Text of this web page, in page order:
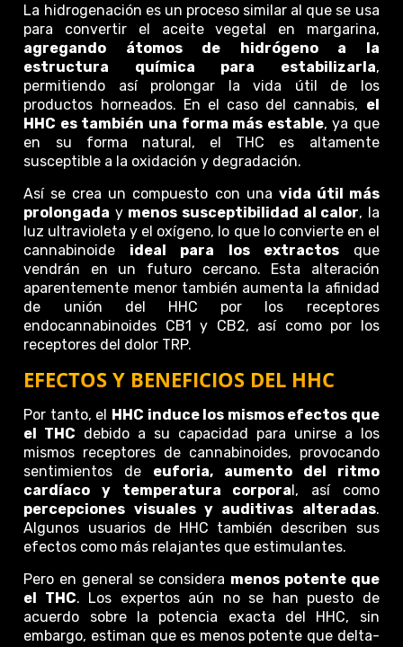
La hidrogenación es un proceso similar al que se usa
para convertir el aceite vegetal en margarina,
agregando átomos de hidrógeno a la
estructura química para estabilizarla,
permitiendo así prolongar la vida útil de los
productos horneados. En el caso del cannabis, el
HHC es también una forma más estable, ya que
en su forma natural, el THC es altamente
susceptible a la oxidación y degradación.
Así se crea un compuesto con una vida útil más
prolongada y menos susceptibilidad al calor, la
luz ultravioleta y el oxígeno, lo que lo convierte en el
cannabinoide ideal para los extractosque
vendrán en un futuro cercano. Esta alteración
aparentemente menor también aumenta la afinidad
de unión del HHC por los receptores
endocannabinoides CB1 y CB2, así como por los
receptores del dolor TRP.
EFECTOS Y BENEFICIOS DEL HHC
Por tanto, el HHC induce los mismos efectos que
el THC debido a su capacidad para unirse a los
mismos receptores de cannabinoides, provocando
sentimientos de euforia, aumento del ritmo
cardíaco y temperatura corporal, así como
percepciones visuales y auditivas alteradas.
Algunos usuarios de HHC también describen sus
efectos como más relajantes que estimulantes.
Pero en general se considera menos potente que
el THC. Los expertos aún no se han puesto de
acuerdo sobre la potencia exacta del HHC, sin
embargo, estiman que es menos potente que delta-